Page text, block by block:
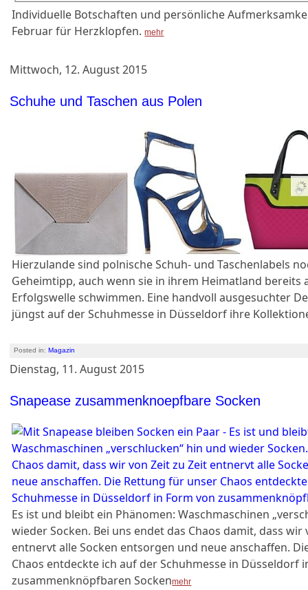
Individuelle Botschaften und persönliche
Februar für Herzklopfen.mehr
Mittwoch, 12. August 2015
Schuhe und Taschen aus Polen
Hierzulande sind polnische Schuh- und Taschenlabels
Geheimtipp, auch wenn sie in ihrem Heimatland bereits
Erfolgswelle schwimmen. Eine handvoll ausgesuchter
jüngst auf der Schuhmesse in Düsseldorf ihre
Posted in:Magazin
Dienstag, 11. August 2015
Snapease zusammenknoepfbare Socken
Es ist und bleibt ein Phänomen: Waschmaschinen
wieder Socken. Bei uns endet das Chaos damit, dass wir
entnervt alle Socken entsorgen und neue anschaffen.
Chaos entdeckte ich auf der Schuhmesse in Düsseldorf
zusammenknöpfbaren Sockenmehr